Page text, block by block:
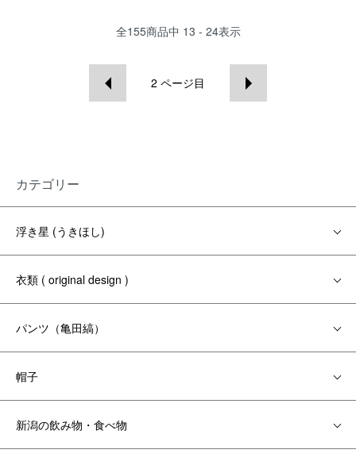
全155商品中 13 - 24表示
2 ページ目
カテゴリー
浮き星 (うきほし)
衣類 ( original design )
パンツ（亀田縞）
帽子
新潟の飲み物・食べ物